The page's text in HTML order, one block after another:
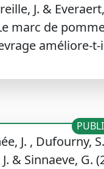
J. &
marc de
améliore-t-
J. , Dufourny,
& Sinnaeve, G.